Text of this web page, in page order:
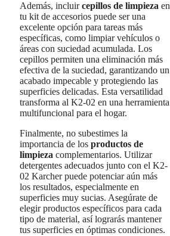
Además, incluircepillos de limpieza en
tu kit de accesorios puede ser una
excelente opción para tareas más
específicas, como limpiar vehículos o
áreas con suciedad acumulada. Los
cepillos permiten una eliminación más
efectiva de la suciedad, garantizando un
acabado impecable y protegiendo las
superficies delicadas. Esta versatilidad
transforma al K2-02 en una herramienta
multifuncional para el hogar.
Finalmente, no subestimes la
importancia de los productos de
limpieza complementarios. Utilizar
detergentes adecuados junto con el K2-
02 Karcher puede potenciar aún más
los resultados, especialmente en
superficies muy sucias. Asegúrate de
elegir productos específicos para cada
tipo de material, así lograrás mantener
tus superficies en óptimas condiciones.